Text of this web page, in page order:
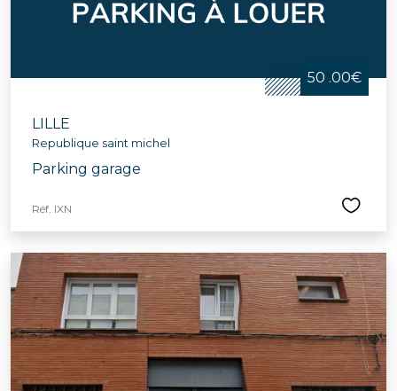
50 .00€
LILLE
Republique saint michel
Parking garage
Réf. IXN